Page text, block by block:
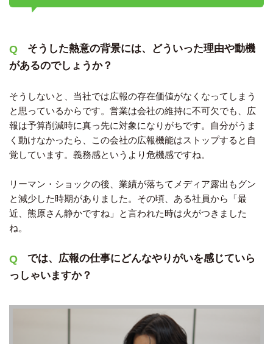
そうした熱意の背景には、どういった理由や動機
があるのでしょうか？
そうしないと、当社では広報の存在価値がなくなってしまう
と思っているからです。営業は会社の維持に不可欠でも、広
報は予算削減時に真っ先に対象になりがちです。自分がうま
く動けなかったら、この会社の広報機能はストップすると自
覚しています。義務感というより危機感ですね。
リーマン・ショックの後、業績が落ちてメディア露出もグン
と減少した時期がありました。その頃、ある社員から「最
近、熊原さん静かですね」と言われた時は火がつきました
ね。
では、広報の仕事にどんなやりがいを感じていら
っしゃいますか？